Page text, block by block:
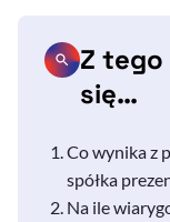
Z
się…
Co wynika z
spółka
Na ile